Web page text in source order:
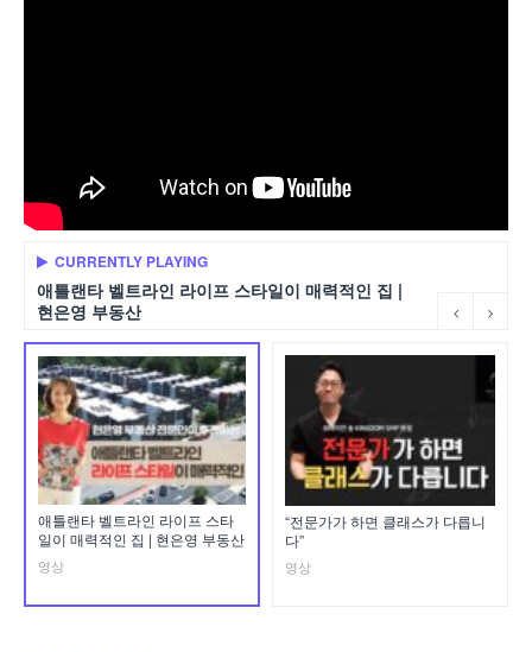
CURRENTLY PLAYING
애틀랜타 벨트라인 라이프 스타일이 매력적인 집 |
현은영 부동산
애틀랜타 벨트라인 라이프 스타
일이 매력적인 집 | 현은영 부동산
영상
“전문가가 하면 클래스가 다릅니
다”
영상